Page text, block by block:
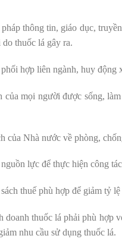
thông tin, giáo dục,
thuốc lá gây ra.
hợp liên ngành, huy động
của mọi người được sống,
của Nhà nước về phòng,
lực để thực hiện công
thuế phù hợp để giảm tỷ
doanh thuốc lá phải phù hợp
nhu cầu sử dụng thuốc lá.